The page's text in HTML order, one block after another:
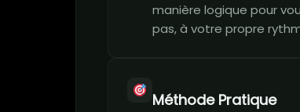
manière logique pour
pas, à votre propre
Méthode Pratique